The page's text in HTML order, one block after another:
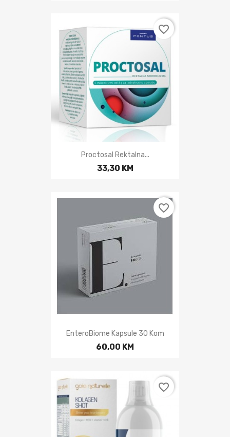
Proctosal Rektalna...
33,30 KM
favorite_border
EnteroBiome Kapsule 30 Kom
60,00 KM
favorite_border
favorite_border